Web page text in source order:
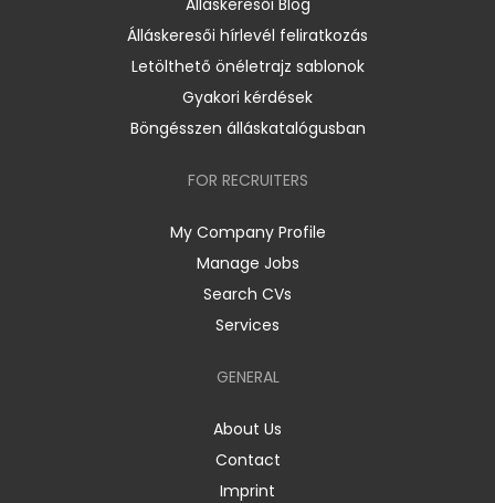
Álláskeresői Blog
Álláskeresői hírlevél feliratkozás
Letölthető önéletrajz sablonok
Gyakori kérdések
Böngésszen álláskatalógusban
FOR RECRUITERS
My Company Profile
Manage Jobs
Search CVs
Services
GENERAL
About Us
Contact
Imprint